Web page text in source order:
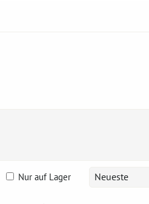
Neueste
Nur auf Lager